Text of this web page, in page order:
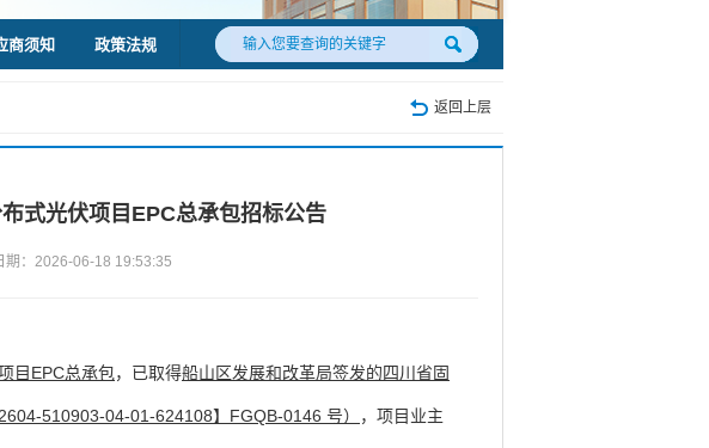
商须知 政策法规
返回上层
式光伏项目EPC总承包招标公告
期：2026-06-18 19:53:35
目EPC总承包，已取得船山区发展和改革局签发的四川省固
510903-04-01-624108】FGQB-0146 号） ，项目业主